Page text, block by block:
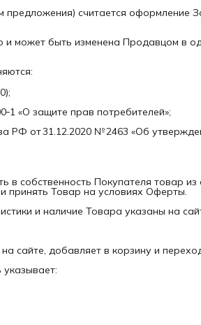
считается оформление
и может быть изменена Продавцом в
«О защите прав потребителей»;
РФ от 31.12.2020 № 2463 «Об
в собственность Покупателя товар
принять Товар на условиях Оферты.
и наличие Товара указаны на
сайте, добавляет в корзину и